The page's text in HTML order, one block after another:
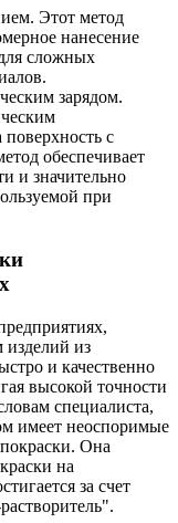
Этот метод
нанесение
сложных
зарядом.
поверхность с
обеспечивает
и значительно
при
изделий из
и качественно
высокой точности
специалиста,
имеет неоспоримые
Она
на
за счет